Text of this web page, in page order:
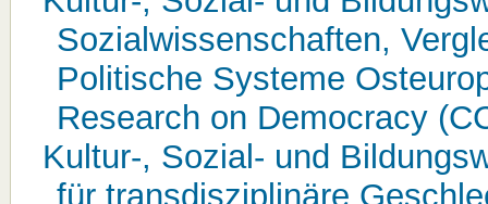
Sozialwissenschaften,
Politische Systeme
Research on Democracy
Kultur-, Sozial- und
für transdisziplinäre